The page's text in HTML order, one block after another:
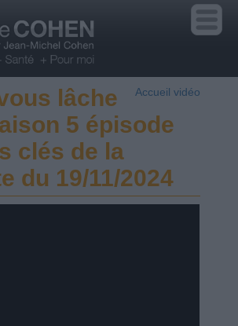
Accueil vidéo
lâche
5 épisode
clés de la
du 19/11/2024